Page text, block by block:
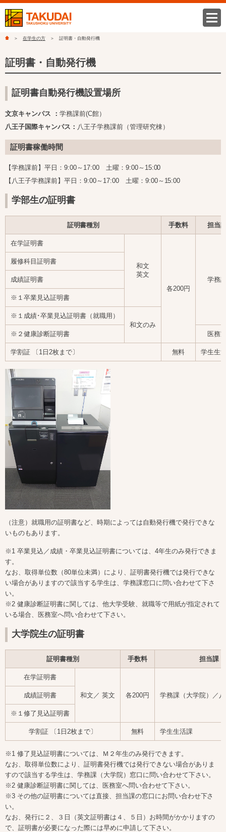
在学生の方 証明書・自動発行機
証明書・自動発行機
証明書自動発行機設置場所
文京キャンパス ： 学務課前(C館）
八王子国際キャンパス： 八王子学務課前（管理研究棟）
証明書稼働時間
【学務課前】平日：9:00～17:00 土曜：9:00～15:00
【八王子学務課前】平日：9:00～17:00 土曜：9:00～15:00
学部生の証明書
証明書種別 手数料 担当
在学証明書
和文
英文
各200円
学務
履修科目証明書
成績証明書
※１卒業見込証明書
※１成績･卒業見込証明書（就職用）
和文のみ
※２健康診断証明書
医務
学割証 〔1日2枚まで〕 無料 学生生
（注意）就職用の証明書など、時期によっては自動発行機で発行できな
いものもあります。
※1 卒業見込／成績・卒業見込証明書については、4年生のみ発行できま
す。
なお、取得単位数（80単位未満）により、証明書発行機では発行できな
い場合がありますので該当する学生は、学務課窓口に問い合わせて下さ
い。
※2 健康診断証明書に関しては、他大学受験、就職等で用紙が指定されて
いる場合、医務室へ問い合わせて下さい。
大学院生の証明書
証明書種別 手数料 担当課
在学証明書
和文／ 英文 各200円 学務課（大学院）／
成績証明書
※１修了見込証明書
学割証 〔1日2枚まで〕 無料 学生生活課
※1 修了見込証明書については、Ｍ２年生のみ発行できます。
なお、取得単位数により、証明書発行機では発行できない場合がありま
すので該当する学生は、学務課（大学院）窓口に問い合わせて下さい。
※2 健康診断証明書に関しては、医務室へ問い合わせて下さい。
※3 その他の証明書については直接、担当課の窓口にお問い合わせ下さ
い。
なお、発行に２、３日（英文証明書は４、５日）お時間がかかりますの
で、証明書が必要になった際には早めに申請して下さい。